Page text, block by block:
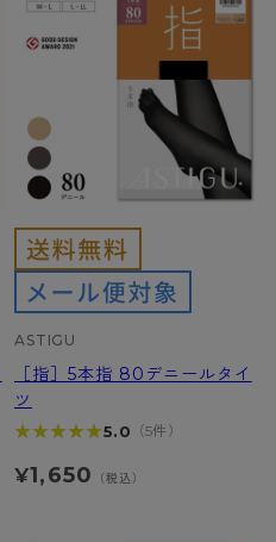
ASTIGU
［指］5本指 80デニールタイ
ツ
★★★★★
★★★★★5.0 （5件）
¥1,650 （税込）